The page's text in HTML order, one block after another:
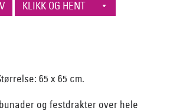
65 x 65 cm.
og festdrakter over hele